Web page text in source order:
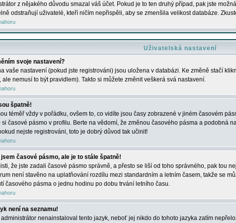
z nějakého důvodu smazal váš účet. Pokud je to ten druhý případ, pak jste
odstraňují uživatelé, kteří ničím nepřispěli, aby se zmenšila velikost databáze.
Uživatelská nastavení
svoje nastavení?
vaše nastavení (pokud jste registrováni) jsou uložena v databázi. Ke změně stačí
ale nemusí to být pravidlem). Takto si můžete změnit veškerá svá nastavení.
špatně!
téměř vždy v pořádku, ovšem to, co vidíte jsou časy zobrazené v jiném časovém
si časové pásmo v profilu. Berte na vědomí, že změnou časového pásma a podobná
nejste registrováni, toto je dobrý důvod tak učinit!
časové pásmo, ale je to stále špatně!
že jste zadali časové pásmo správně, a přesto se liší od toho správného, pak tou
není stavěno na uplatňování rozdílu mezi standardním a letním časem, takže se
časového pásma o jednu hodinu po dobu trvání letního času.
není na seznamu!
nenainstaloval tento jazyk, neboť jej nikdo do tohoto jazyka zatím